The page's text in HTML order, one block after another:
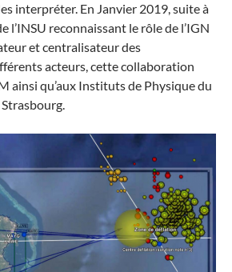
interpréter. En Janvier 2019, suite à
l’INSU reconnaissant le rôle de l’IGN
et centralisateur des
acteurs, cette collaboration
ainsi qu’aux Instituts de Physique du